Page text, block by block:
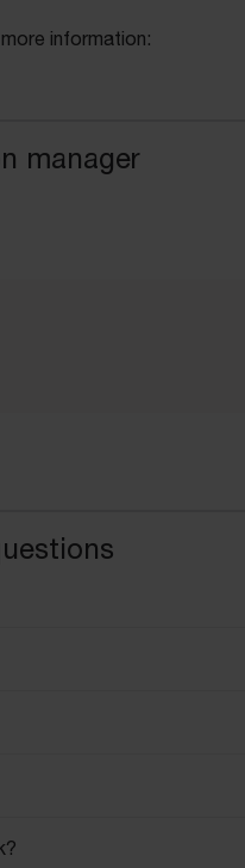
information:
manager